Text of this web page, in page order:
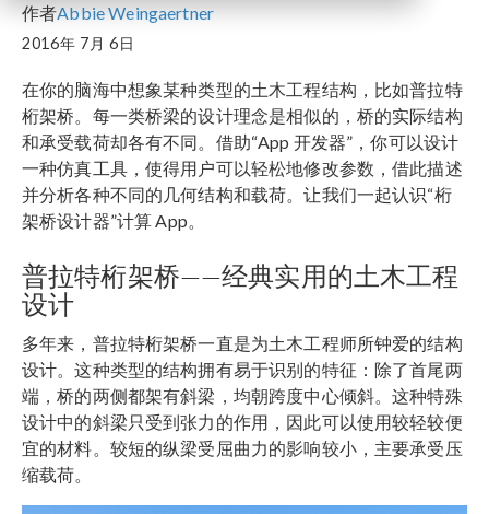
作者Abbie Weingaertner
2016年 7月 6日
在你的脑海中想象某种类型的土木工程结构，比如普拉特
桁架桥。每一类桥梁的设计理念是相似的，桥的实际结构
和承受载荷却各有不同。借助“App 开发器”，你可以设计
一种仿真工具，使得用户可以轻松地修改参数，借此描述
并分析各种不同的几何结构和载荷。让我们一起认识“桁
架桥设计器”计算 App。
普拉特桁架桥——经典实用的土木工程
设计
多年来，普拉特桁架桥一直是为土木工程师所钟爱的结构
设计。这种类型的结构拥有易于识别的特征：除了首尾两
端，桥的两侧都架有斜梁，均朝跨度中心倾斜。这种特殊
设计中的斜梁只受到张力的作用，因此可以使用较轻较便
宜的材料。较短的纵梁受屈曲力的影响较小，主要承受压
缩载荷。